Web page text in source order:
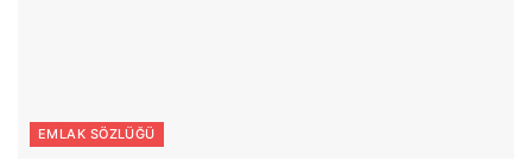
EMLAK SÖZLÜĞÜ